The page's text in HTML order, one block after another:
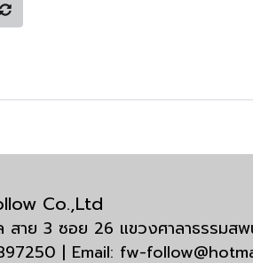
Co.,Ltd
ย 3 ซอย 26 แขวงศาลาธรรมส
| Email: fw-